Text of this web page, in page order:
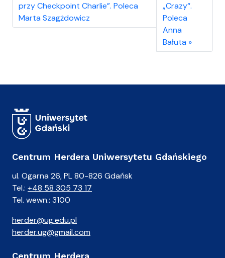
przy Checkpoint Charlie”. Poleca
Marta Szagżdowicz
„Crazy“.
Poleca
Anna
Bałuta
Centrum Herdera Uniwersytetu Gdańskiego
ul. Ogarna 26, PL 80-826 Gdańsk
Tel.: +48 58 305 73 17
Tel. wewn.: 3100
herder@ug.edu.pl
herder.ug@gmail.com
Centrum Herdera